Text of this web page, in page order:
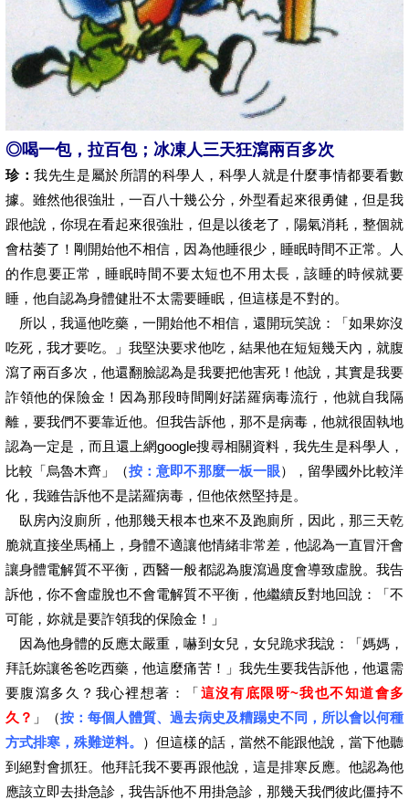
◎喝一包，拉百包；冰凍人三天狂瀉兩百多次
珍：我先生是屬於所謂的科學人，科學人就是什麼事情都要看數
據。雖然他很強壯，一百八十幾公分，外型看起來很勇健，但是我
跟他說，你現在看起來很強壯，但是以後老了，陽氣消耗，整個就
會枯萎了！剛開始他不相信，因為他睡很少，睡眠時間不正常。人
的作息要正常，睡眠時間不要太短也不用太長，該睡的時候就要
睡，他自認為身體健壯不太需要睡眠，但這樣是不對的。
所以，我逼他吃藥，一開始他不相信，還開玩笑說：「如果妳沒
吃死，我才要吃。」我堅決要求他吃，結果他在短短幾天內，就腹
瀉了兩百多次，他還翻臉認為是我要把他害死！他說，其實是我要
詐領他的保險金！因為那段時間剛好諾羅病毒流行，他就自我隔
離，要我們不要靠近他。但我告訴他，那不是病毒，他就很固執地
認為一定是，而且還上網google搜尋相關資料，我先生是科學人，
比較「烏魯木齊」
（按：意即不那麼一板一眼）
，留學國外比較洋
化，我雖告訴他不是諾羅病毒，但他依然堅持是。
臥房內沒廁所，他那幾天根本也來不及跑廁所，因此，那三天乾
脆就直接坐馬桶上，身體不適讓他情緒非常差，他認為一直冒汗會
讓身體電解質不平衡，西醫一般都認為腹瀉過度會導致虛脫。我告
訴他，你不會虛脫也不會電解質不平衡，他繼續反對地回說：「不
可能，妳就是要詐領我的保險金！」
因為他身體的反應太嚴重，嚇到女兒，女兒跪求我說：「媽媽，
拜託妳讓爸爸吃西藥，他這麼痛苦！」我先生要我告訴他，他還需
要腹瀉多久？我心裡想著：「這沒有底限呀~我也不知道會多
久？ 」（按：每個人體質、過去病史及糟蹋史不同，所以會以何種
方式排寒，殊難逆料。 ）但這樣的話，當然不能跟他說，當下他聽
到絕對會抓狂。他拜託我不要再跟他說，這是排寒反應。他認為他
應該立即去掛急診，我告訴他不用掛急診，那幾天我們彼此僵持不